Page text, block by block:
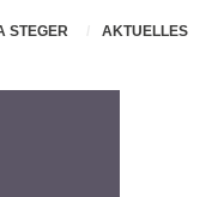
STEGER AKTUELLES